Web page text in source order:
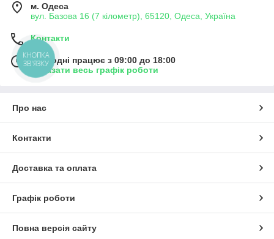
м. Одеса
вул. Базова 16 (7 кілометр), 65120, Одеса, Україна
Контакти
Сьогодні працює з 09:00 до 18:00
Показати весь графік роботи
Про нас
Контакти
Доставка та оплата
Графік роботи
Повна версія сайту
КНОПКА
ЗВ'ЯЗКУ